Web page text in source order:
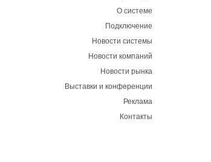
О системе
Подключение
Новости системы
Новости компаний
Новости рынка
Выставки и конференции
Реклама
Контакты